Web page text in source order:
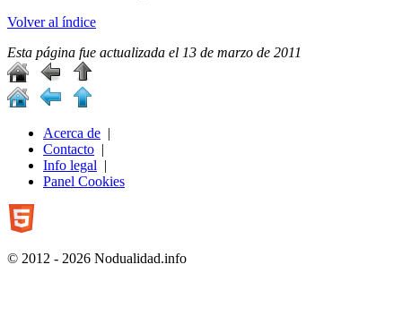
Volver al índice
Esta página fue actualizada el 13 de marzo de 2011
Acerca de |
Contacto |
Info legal |
Panel Cookies
© 2012 - 2026 Nodualidad.info